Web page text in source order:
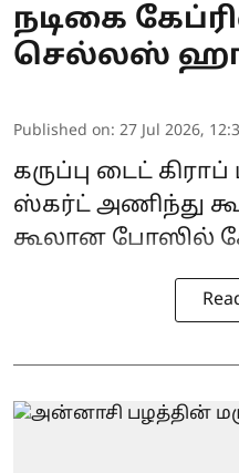
நடிகை
செல்லஸ்
Published on: 27 Jul 2026,
கருப்பு டைட்
ஸ்கர்ட் அணிந்து
கூலான போஸில்